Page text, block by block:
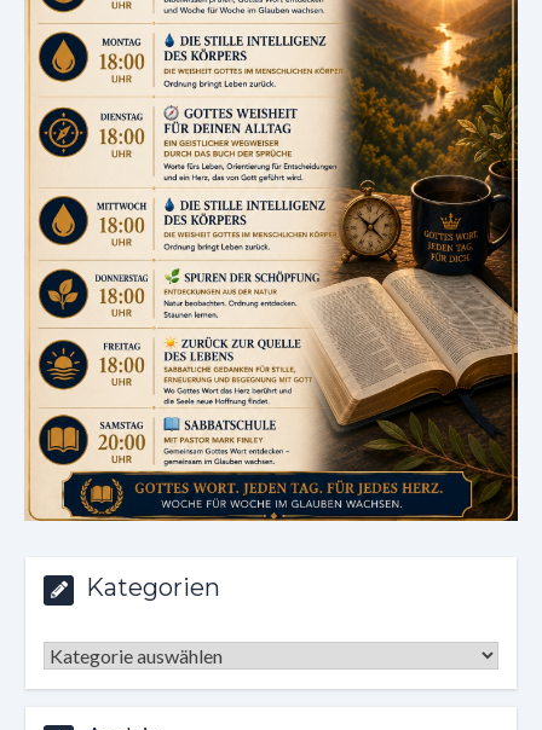
Kategorien
Kategorien